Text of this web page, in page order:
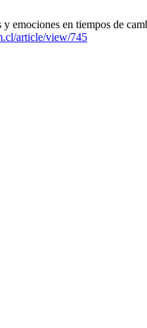
emociones en tiempos de
article/view/745